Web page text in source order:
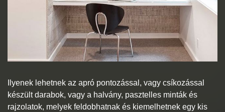
Ilyenek lehetnek az apró pontozással, vagy csíkozással
készült darabok, vagy a halvány, pasztelles minták és
rajzolatok, melyek feldobhatnak és kiemelhetnek egy kis